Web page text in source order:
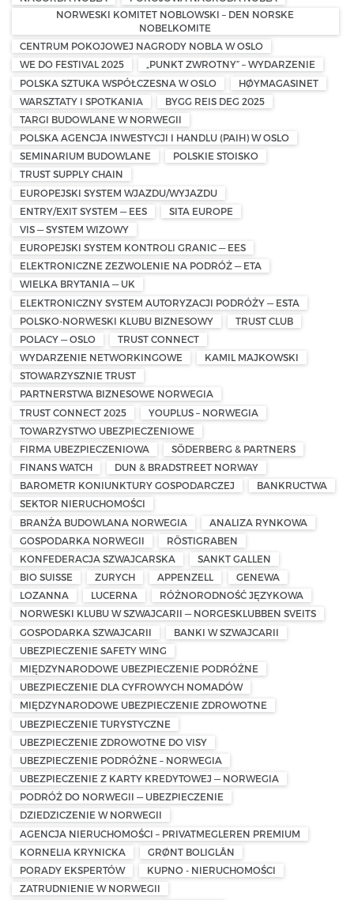
NORWESKI KOMITET NOBLOWSKI – DEN NORSKE
NOBELKOMITE
CENTRUM POKOJOWEJ NAGRODY NOBLA W OSLO
WE DO FESTIVAL 2025
„PUNKT ZWROTNY” – WYDARZENIE
POLSKA SZTUKA WSPÓŁCZESNA W OSLO
HØYMAGASINET
WARSZTATY I SPOTKANIA
BYGG REIS DEG 2025
TARGI BUDOWLANE W NORWEGII
POLSKA AGENCJA INWESTYCJI I HANDLU (PAIH) W OSLO
SEMINARIUM BUDOWLANE
POLSKIE STOISKO
TRUST SUPPLY CHAIN
EUROPEJSKI SYSTEM WJAZDU/WYJAZDU
ENTRY/EXIT SYSTEM — EES
SITA EUROPE
VIS — SYSTEM WIZOWY
EUROPEJSKI SYSTEM KONTROLI GRANIC — EES
ELEKTRONICZNE ZEZWOLENIE NA PODRÓŻ — ETA
WIELKA BRYTANIA — UK
ELEKTRONICZNY SYSTEM AUTORYZACJI PODRÓŻY — ESTA
POLSKO-NORWESKI KLUBU BIZNESOWY
TRUST CLUB
POLACY — OSLO
TRUST CONNECT
WYDARZENIE NETWORKINGOWE
KAMIL MAJKOWSKI
STOWARZYSZNIE TRUST
PARTNERSTWA BIZNESOWE NORWEGIA
TRUST CONNECT 2025
YOUPLUS – NORWEGIA
TOWARZYSTWO UBEZPIECZENIOWE
FIRMA UBEZPIECZENIOWA
SÖDERBERG & PARTNERS
FINANS WATCH
DUN & BRADSTREET NORWAY
BAROMETR KONIUNKTURY GOSPODARCZEJ
BANKRUCTWA
SEKTOR NIERUCHOMOŚCI
BRANŻA BUDOWLANA NORWEGIA
ANALIZA RYNKOWA
GOSPODARKA NORWEGII
RÖSTIGRABEN
KONFEDERACJA SZWAJCARSKA
SANKT GALLEN
BIO SUISSE
ZURYCH APPENZELL
GENEWA
LOZANNA
LUCERNA
RÓŻNORODNOŚĆ JĘZYKOWA
NORWESKI KLUBU W SZWAJCARII — NORGESKLUBBEN SVEITS
GOSPODARKA SZWAJCARII
BANKI W SZWAJCARII
UBEZPIECZENIE SAFETY WING
MIĘDZYNARODOWE UBEZPIECZENIE PODRÓŻNE
UBEZPIECZENIE DLA CYFROWYCH NOMADÓW
MIĘDZYNARODOWE UBEZPIECZENIE ZDROWOTNE
UBEZPIECZENIE TURYSTYCZNE
UBEZPIECZENIE ZDROWOTNE DO VISY
UBEZPIECZENIE PODRÓŻNE – NORWEGIA
UBEZPIECZENIE Z KARTY KREDYTOWEJ — NORWEGIA
PODRÓŻ DO NORWEGII — UBEZPIECZENIE
DZIEDZICZENIE W NORWEGII
AGENCJA NIERUCHOMOŚCI – PRIVATMEGLEREN PREMIUM
KORNELIA KRYNICKA
GRØNT BOLIGLÅN
PORADY EKSPERTÓW
KUPNO - NIERUCHOMOŚCI
ZATRUDNIENIE W NORWEGII